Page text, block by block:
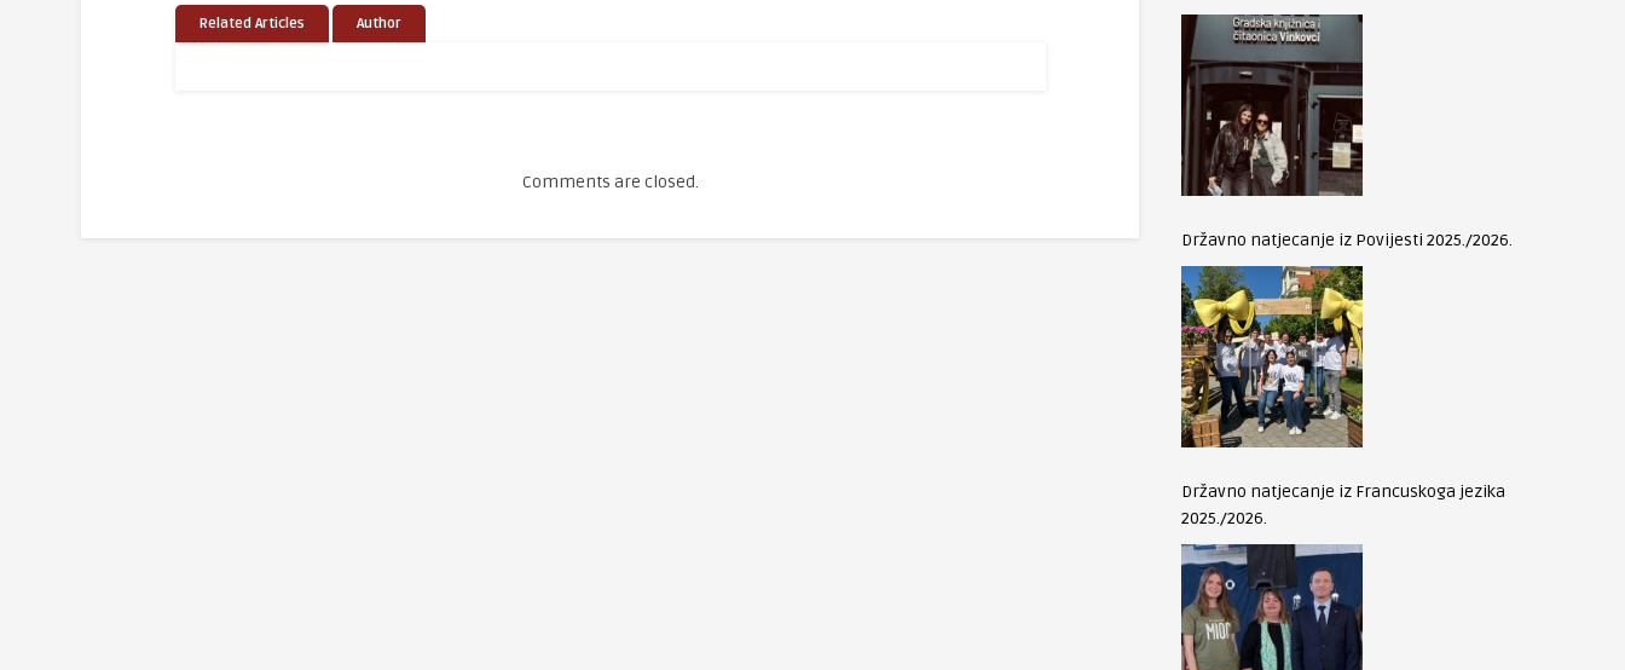
Related Articles Author
Comments are closed.
Državno natjecanje iz Povijesti 2025./2026.
Državno natjecanje iz Francuskoga jezika
2025./2026.